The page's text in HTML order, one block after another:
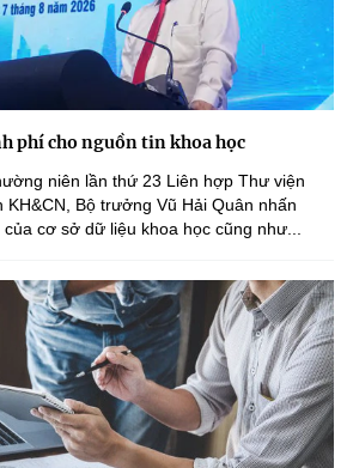
phí cho nguồn tin khoa học
niên lần thứ 23 Liên hợp Thư viện
KH&CN, Bộ trưởng Vũ Hải Quân nhấn
cơ sở dữ liệu khoa học cũng như...